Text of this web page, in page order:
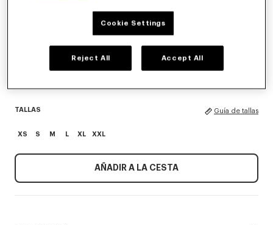
Caqui
Seleccionado
TALLAS Guía de tallas
XS S M L XL XXL
AÑADIR A LA CESTA
Cookie Settings
Reject All Accept All